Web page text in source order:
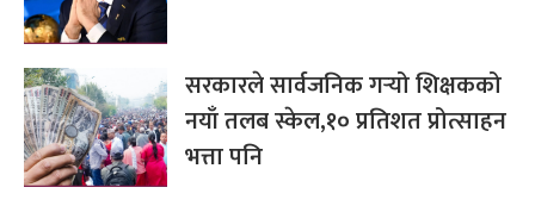
सरकारले सार्वजनिक गर्‍यो शिक्षकको
नयाँ तलब स्केल,१० प्रतिशत प्रोत्साहन
भत्ता पनि